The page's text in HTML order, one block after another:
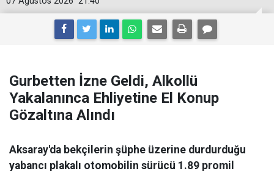
Gurbetten İzne Geldi, Alkollü
Yakalanınca Ehliyetine El Konup
Gözaltına Alındı
Aksaray'da bekçilerin şüphe üzerine durdurduğu
yabancı plakalı otomobilin sürücü 1.89 promil